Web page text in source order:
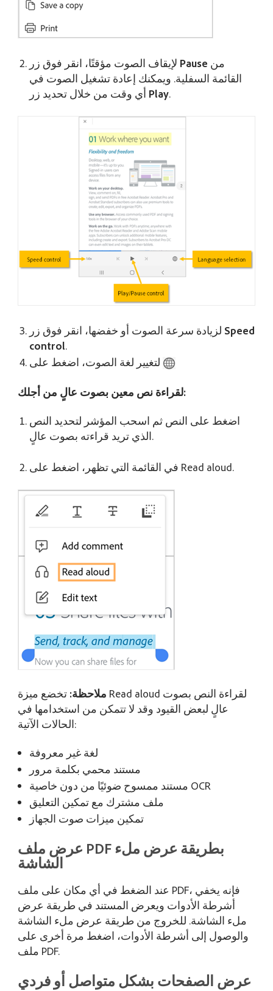
Pause
القائمة السفلية. ويمكنك إعادة تشغيل الصوت في
Play.
Speed
control.
لتغيير لغة الصوت، اضغط على
لقراءة نص معين بصوت عالٍ من أجلك:
اضغط على النص ثم اسحب المؤشر لتحديد النص
الذي تريد قراءته بصوت عالٍ.
في القائمة التي تظهر، اضغط على Read aloud.
ملاحظة: تخضع ميزة Read aloud لقراءة النص بصوت
عالٍ لبعض القيود وقد لا تتمكن من استخدامها في
الحالات الآتية:
لغة غير معروفة
مستند محمي بكلمة مرور
مستند ممسوح ضوئيًا من دون خاصية OCR
ملف مشترك مع تمكين التعليق
تمكين ميزات صوت الجهاز
عرض ملف PDF بطريقة عرض ملء
الشاشة
عند الضغط في أي مكان على ملف PDF، فإنه يخفي
أشرطة الأدوات ويعرض المستند في طريقة عرض
ملء الشاشة. للخروج من طريقة عرض ملء الشاشة
والوصول إلى أشرطة الأدوات، اضغط مرة أخرى على
ملف PDF.
عرض الصفحات بشكل متواصل أو فردي